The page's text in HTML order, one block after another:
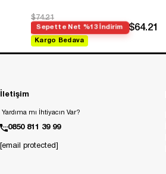
$74.21
Sepette Net %13 İndirim $64.21
Kargo Bedava
İletişim
Yardıma mı İhtiyacın Var?
0850 811 39 99
[email protected]